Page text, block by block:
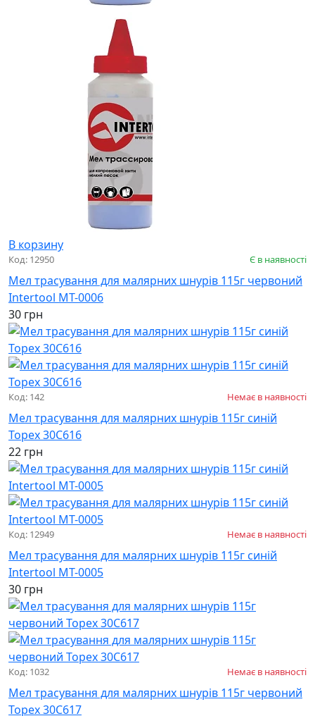
В корзину
Код: 12950 Є в наявності
Мел трасування для малярних шнурів 115г червоний
Intertool MT-0006
30 грн
Код: 142 Немає в наявності
Мел трасування для малярних шнурів 115г синій
Topex 30С616
22 грн
Код: 12949 Немає в наявності
Мел трасування для малярних шнурів 115г синій
Intertool MT-0005
30 грн
Код: 1032 Немає в наявності
Мел трасування для малярних шнурів 115г червоний
Topex 30С617